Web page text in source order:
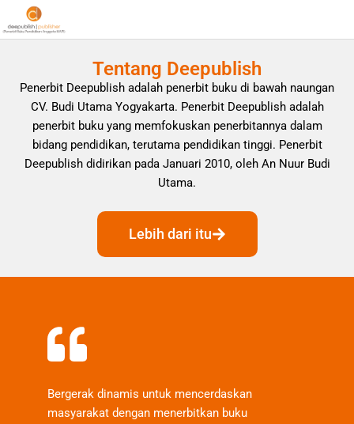
Tentang Deepublish
Penerbit Deepublish adalah penerbit buku di bawah naungan
CV. Budi Utama Yogyakarta. Penerbit Deepublish adalah
penerbit buku yang memfokuskan penerbitannya dalam
bidang pendidikan, terutama pendidikan tinggi. Penerbit
Deepublish didirikan pada Januari 2010, oleh An Nuur Budi
Utama.
Lebih dari itu
Bergerak dinamis untuk mencerdaskan
masyarakat dengan menerbitkan buku